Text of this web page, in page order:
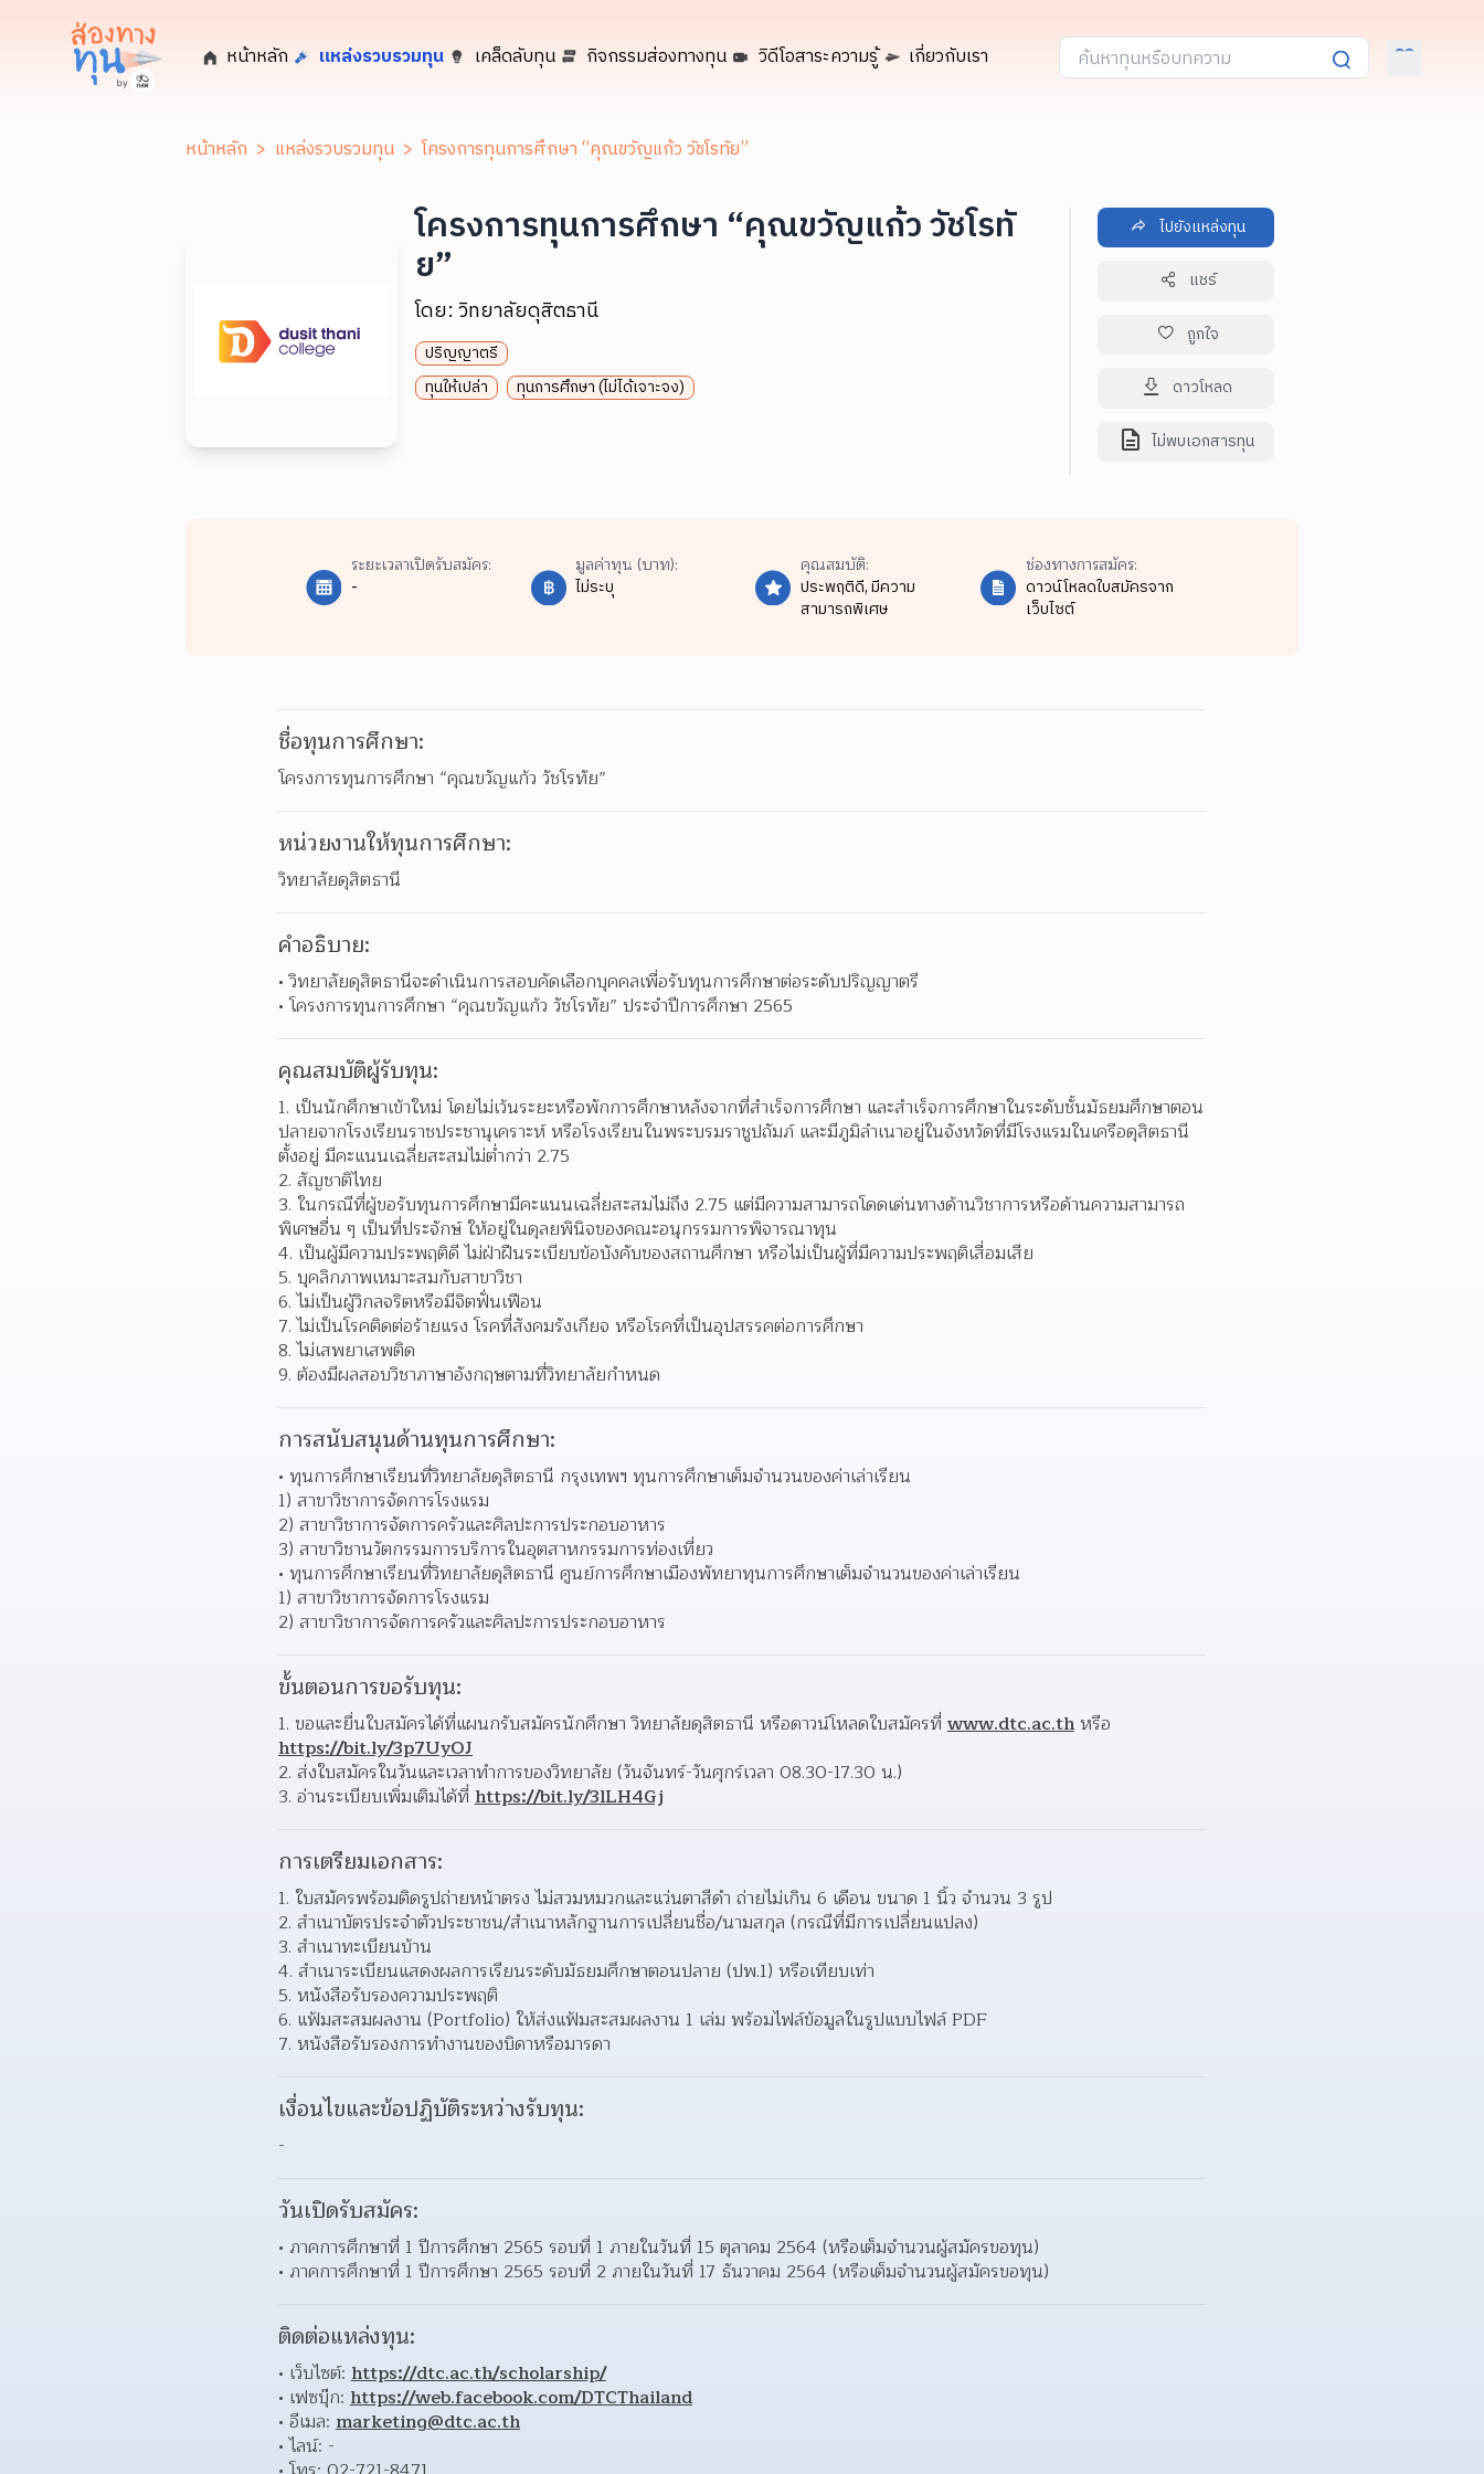
หน้าหลัก แหล่งรวบรวมทุน เคล็ดลับทุน กิจกรรมส่องทางทุน วิดีโอสาระความรู้ เกี่ยวกับเรา
หน้าหลัก > แหล่งรวบรวมทุน > โครงการทุนการศึกษา “คุณขวัญแก้ว วัชโรทัย”
โครงการทุนการศึกษา “คุณขวัญแก้ว วัชโรทั
ย”
โดย: วิทยาลัยดุสิตธานี
ปริญญาตรี
ทุนให้เปล่า
ทุนการศึกษา (ไม่ได้เจาะจง)
ไปยังแหล่งทุน
แชร์
ถูกใจ
ดาวโหลด
ไม่พบเอกสารทุน
ระยะเวลาเปิดรับสมัคร:
-
มูลค่าทุน (บาท):
ไม่ระบุ
คุณสมบัติ:
ประพฤติดี,มีความ
สามารถพิเศษ
ช่องทางการสมัคร:
ดาวน์โหลดใบสมัครจาก
เว็บไซต์
ชื่อทุนการศึกษา:
โครงการทุนการศึกษา “คุณขวัญแก้ว วัชโรทัย”
หน่วยงานให้ทุนการศึกษา:
วิทยาลัยดุสิตธานี
คำอธิบาย:
วิทยาลัยดุสิตธานีจะดำเนินการสอบคัดเลือกบุคคลเพื่อรับทุนการศึกษาต่อระดับปริญญาตรี
โครงการทุนการศึกษา “คุณขวัญแก้ว วัชโรทัย” ประจำปีการศึกษา 2565
คุณสมบัติผู้รับทุน:
เป็นนักศึกษาเข้าใหม่ โดยไม่เว้นระยะหรือพักการศึกษาหลังจากที่สำเร็จการศึกษา และสำเร็จการศึกษาในระดับชั้นมัธยมศึกษาตอน
ปลายจากโรงเรียนราชประชานุเคราะห์ หรือโรงเรียนในพระบรมราชูปถัมภ์ และมีภูมิลำเนาอยู่ในจังหวัดที่มีโรงแรมในเครือดุสิตธานี
ตั้งอยู่ มีคะแนนเฉลี่ยสะสมไม่ต่ำกว่า 2.75
สัญชาติไทย
ในกรณีที่ผู้ขอรับทุนการศึกษามีคะแนนเฉลี่ยสะสมไม่ถึง 2.75 แต่มีความสามารถโดดเด่นทางด้านวิชาการหรือด้านความสามารถ
พิเศษอื่น ๆ เป็นที่ประจักษ์ ให้อยู่ในดุลยพินิจของคณะอนุกรรมการพิจารณาทุน
เป็นผู้มีความประพฤติดี ไม่ฝ่าฝืนระเบียบข้อบังคับของสถานศึกษา หรือไม่เป็นผู้ที่มีความประพฤติเสื่อมเสีย
บุคลิกภาพเหมาะสมกับสาขาวิชา
ไม่เป็นผู้วิกลจริตหรือมีจิตฟั่นเฟือน
ไม่เป็นโรคติดต่อร้ายแรง โรคที่สังคมรังเกียจ หรือโรคที่เป็นอุปสรรคต่อการศึกษา
ไม่เสพยาเสพติด
ต้องมีผลสอบวิชาภาษาอังกฤษตามที่วิทยาลัยกำหนด
การสนับสนุนด้านทุนการศึกษา:
ทุนการศึกษาเรียนที่วิทยาลัยดุสิตธานี กรุงเทพฯ ทุนการศึกษาเต็มจำนวนของค่าเล่าเรียน
1) สาขาวิชาการจัดการโรงแรม
2) สาขาวิชาการจัดการครัวและศิลปะการประกอบอาหาร
3) สาขาวิชานวัตกรรมการบริการในอุตสาหกรรมการท่องเที่ยว
ทุนการศึกษาเรียนที่วิทยาลัยดุสิตธานี ศูนย์การศึกษาเมืองพัทยาทุนการศึกษาเต็มจำนวนของค่าเล่าเรียน
1) สาขาวิชาการจัดการโรงแรม
2) สาขาวิชาการจัดการครัวและศิลปะการประกอบอาหาร
ขั้นตอนการขอรับทุน:
ขอและยื่นใบสมัครได้ที่แผนกรับสมัครนักศึกษา วิทยาลัยดุสิตธานี หรือดาวน์โหลดใบสมัครที่ www.dtc.ac.th
https://bit.ly/3p7UyOJ
ส่งใบสมัครในวันและเวลาทำการของวิทยาลัย (วันจันทร์-วันศุกร์เวลา 08.30-17.30 น.)
อ่านระเบียบเพิ่มเติมได้ที่ https://bit.ly/3lLH4Gj
การเตรียมเอกสาร:
ใบสมัครพร้อมติดรูปถ่ายหน้าตรง ไม่สวมหมวกและแว่นตาสีดำ ถ่ายไม่เกิน 6 เดือน ขนาด 1 นิ้ว จำนวน 3 รูป
สำเนาบัตรประจำตัวประชาชน/สำเนาหลักฐานการเปลี่ยนชื่อ/นามสกุล (กรณีที่มีการเปลี่ยนแปลง)
สำเนาทะเบียนบ้าน
สำเนาระเบียนแสดงผลการเรียนระดับมัธยมศึกษาตอนปลาย (ปพ.1) หรือเทียบเท่า
หนังสือรับรองความประพฤติ
แฟ้มสะสมผลงาน (Portfolio) ให้ส่งแฟ้มสะสมผลงาน 1 เล่ม พร้อมไฟล์ข้อมูลในรูปแบบไฟล์ PDF
หนังสือรับรองการทำงานของบิดาหรือมารดา
เงื่อนไขและข้อปฏิบัติระหว่างรับทุน:
-
วันเปิดรับสมัคร:
ภาคการศึกษาที่ 1 ปีการศึกษา 2565 รอบที่ 1 ภายในวันที่ 15 ตุลาคม 2564 (หรือเต็มจำนวนผู้สมัครขอทุน)
ภาคการศึกษาที่ 1 ปีการศึกษา 2565 รอบที่ 2 ภายในวันที่ 17 ธันวาคม 2564 (หรือเต็มจำนวนผู้สมัครขอทุน)
ติดต่อแหล่งทุน:
เว็บไซต์: https://dtc.ac.th/scholarship/
เฟซบุ๊ก: https://web.facebook.com/DTCThailand
อีเมล: marketing@dtc.ac.th
ไลน์: -